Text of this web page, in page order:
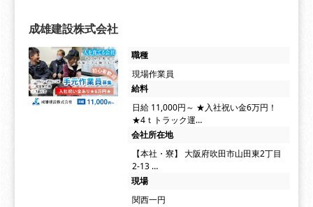
成雄建設株式会社
職種
現場作業員
給料
日給 11,000円～ ★入社祝い金6万円！
★4ｔトラック運…
会社所在地
【本社・寮】 大阪府吹田市山田東2丁目
2-13 …
現場
関西一円